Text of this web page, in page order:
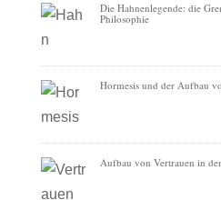
Die Hahnenlegende: die
Philosophie
Hormesis und der Aufbau
Aufbau von Vertrauen in